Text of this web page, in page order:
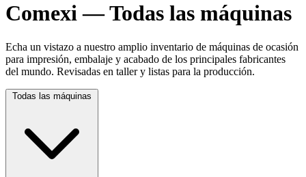
Comexi — Todas las máquinas
Echa un vistazo a nuestro amplio inventario de máquinas de ocasión
para impresión, embalaje y acabado de los principales fabricantes
del mundo. Revisadas en taller y listas para la producción.
Todas las máquinas